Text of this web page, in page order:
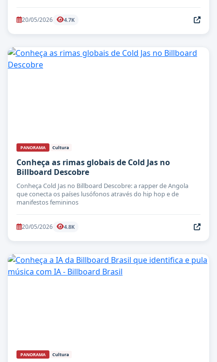
20/05/2026 4.7K
PANORAMA Cultura
Conheça as rimas globais de Cold Jas no
Billboard Descobre
Conheça Cold Jas no Billboard Descobre: a rapper de Angola
que conecta os países lusófonos através do hip hop e de
manifestos femininos
20/05/2026 4.8K
PANORAMA Cultura